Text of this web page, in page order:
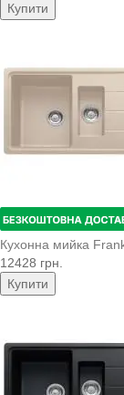
Купити
Кухонна мийка
12428 грн.
Купити